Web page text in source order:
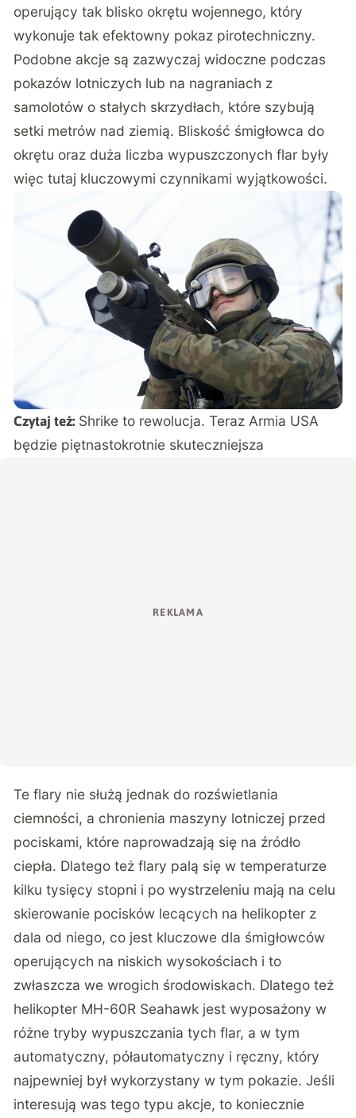
operujący tak blisko okrętu wojennego, który
wykonuje tak efektowny pokaz pirotechniczny.
Podobne akcje są zazwyczaj widoczne podczas
pokazów lotniczych lub na nagraniach z
samolotów o stałych skrzydłach, które szybują
setki metrów nad ziemią. Bliskość śmigłowca do
okrętu oraz duża liczba wypuszczonych flar były
więc tutaj kluczowymi czynnikami wyjątkowości.
Czytaj też: Shrike to rewolucja. Teraz Armia USA
będzie piętnastokrotnie skuteczniejsza
Te flary nie służą jednak do rozświetlania
ciemności, a chronienia maszyny lotniczej przed
pociskami, które naprowadzają się na źródło
ciepła. Dlatego też flary palą się w temperaturze
kilku tysięcy stopni i po wystrzeleniu mają na celu
skierowanie pocisków lecących na helikopter z
dala od niego, co jest kluczowe dla śmigłowców
operujących na niskich wysokościach i to
zwłaszcza we wrogich środowiskach. Dlatego też
helikopter MH-60R Seahawk jest wyposażony w
różne tryby wypuszczania tych flar, a w tym
automatyczny, półautomatyczny i ręczny, który
najpewniej był wykorzystany w tym pokazie. Jeśli
interesują was tego typu akcje, to koniecznie